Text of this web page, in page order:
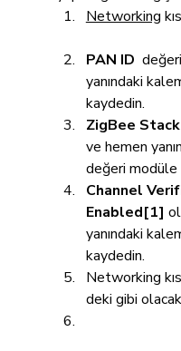
Networking
PAN ID
yanındaki
kaydedin.
ZigBee
ve hemen
değeri modüle
Channel
Enabled[1]
yanındaki
kaydedin.
Networking
deki gibi